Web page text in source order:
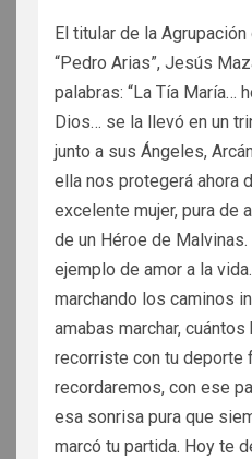
El titular de la
“Pedro Arias”, Jesús
palabras: “La Tía María…
Dios… se la llevó en un
junto a sus Ángeles,
ella nos protegerá ahora
excelente mujer, pura de
de un Héroe de
ejemplo de amor a la
marchando los caminos
amabas marchar,
recorriste con tu deporte
recordaremos, con ese
esa sonrisa pura que
marcó tu partida. Hoy te